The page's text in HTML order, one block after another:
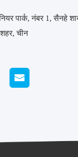
पार्क, नंबर 1, सैनहे
चीन